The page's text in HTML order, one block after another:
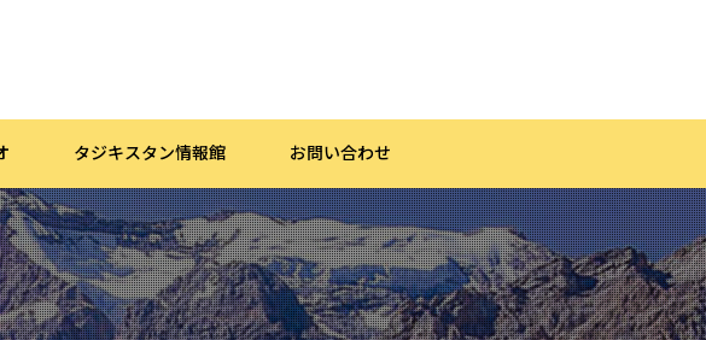
タジキスタン情報館 お問い合わせ